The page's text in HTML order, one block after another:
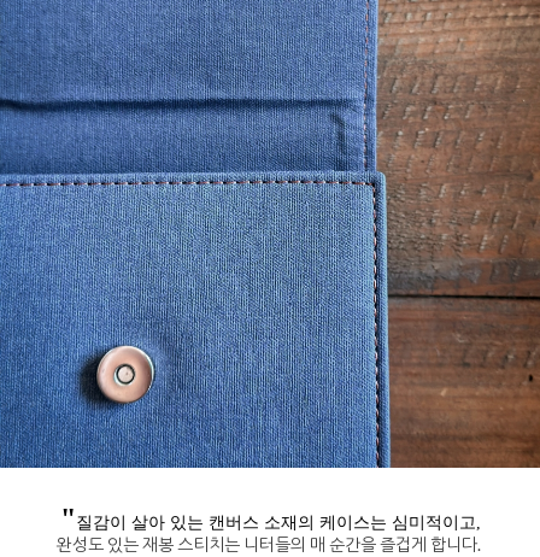
" 질감이 살아 있는 캔버스 소재의 케이스는 심미적이고,
완성도 있는 재봉 스티치는 니터들의 매 순간을 즐겁게 합니다.